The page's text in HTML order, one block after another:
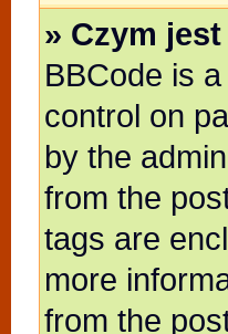
» Czym
BBCode is
control on
by the
from the
tags are
more
from the